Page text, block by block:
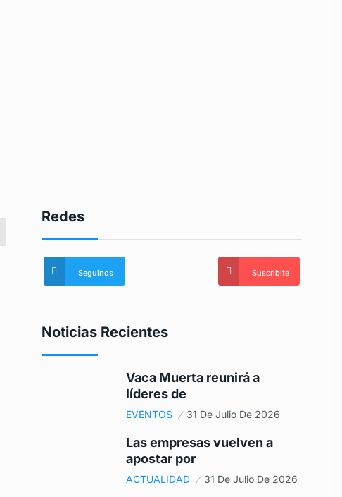
Redes
Seguinos Suscribite
Noticias Recientes
Vaca Muerta reunirá a
líderes de
EVENTOS 31 De Julio De 2026
Las empresas vuelven a
apostar por
ACTUALIDAD 31 De Julio De 2026